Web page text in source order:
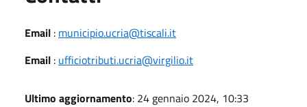
Email : municipio.ucria@tiscali.it
Email : ufficiotributi.ucria@virgilio.it
Ultimo aggiornamento: 24 gennaio 2024, 10:33